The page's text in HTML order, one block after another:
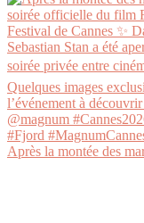
Après la montée des